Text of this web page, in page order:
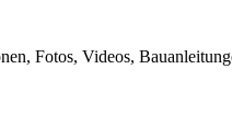
Fotos, Videos,